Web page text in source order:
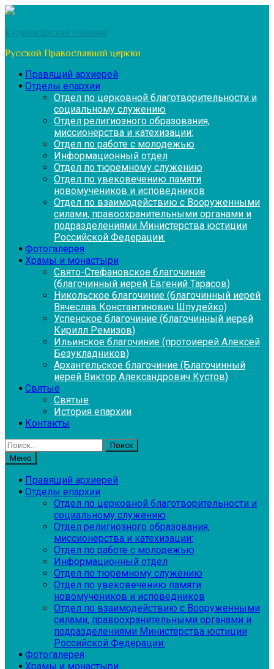
Перейти
содержимому
Кудымкарская епархия
Русской Православной церкви
Правящий архиерей
Отделы епархии
Отдел по церковной благотворительности и
социальному служению
Отдел религиозного образования,
миссионерства и катехизации:
Отдел по работе с молодежью
Информационный отдел
Отдел по тюремному служению
Отдел по увековечению памяти
новомучеников и исповедников
Отдел по взаимодействию с Вооруженными
силами, правоохранительными органами и
подразделениями Министерства юстиции
Российской Федерации:
Фотогалерея
Храмы и монастыри
Свято-Стефановское благочиние
(благочинный иерей Евгений Тарасов)
Никольское благочиние (благочинный иерей
Вячеслав Константинович Шпудейко)
Успенское благочиние (благочинный иерей
Кирилл Ремизов)
Ильинское благочиние (протоиерей Алексей
Безукладников)
Архангельское благочиние (Благочинный
иерей Виктор Александрович Кустов)
Святые
Святые
История епархии
Контакты
Найти:
Меню
Правящий архиерей
Отделы епархии
Отдел по церковной благотворительности и
социальному служению
Отдел религиозного образования,
миссионерства и катехизации:
Отдел по работе с молодежью
Информационный отдел
Отдел по тюремному служению
Отдел по увековечению памяти
новомучеников и исповедников
Отдел по взаимодействию с Вооруженными
силами, правоохранительными органами и
подразделениями Министерства юстиции
Российской Федерации:
Фотогалерея
Храмы и монастыри